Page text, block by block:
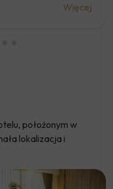
Więcej
położonym w
lokalizacja i